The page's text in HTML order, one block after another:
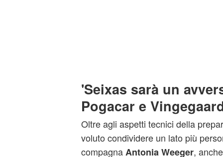
'Seixas sarà un
Pogacar e
Oltre agli aspetti tecnici della
voluto condividere un lato più
compagnaAntonia Weeger,